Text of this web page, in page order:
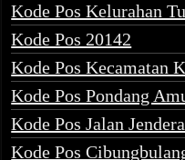
Kode Pos Kelurahan
Kode Pos 20142
Kode Pos Kecamatan
Kode Pos Pondang
Kode Pos Jalan
Kode Pos